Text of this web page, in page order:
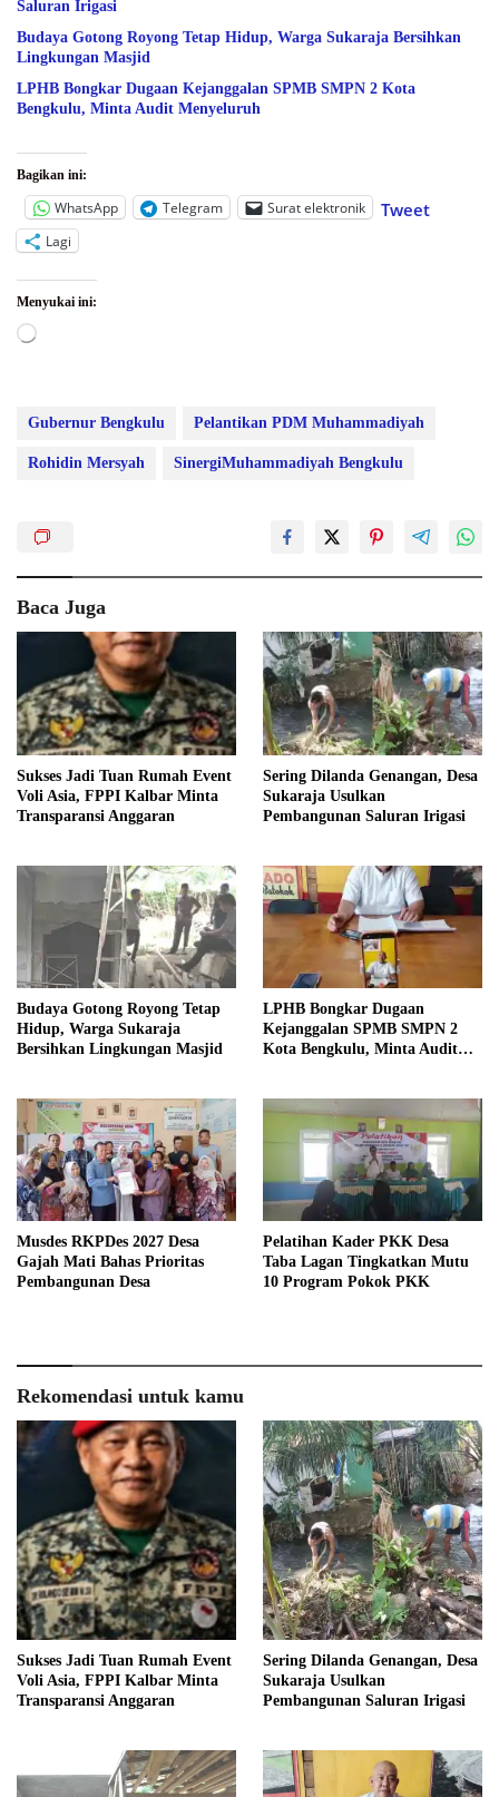
Saluran Irigasi
Budaya Gotong Royong Tetap Hidup, Warga Sukaraja Bersihkan
Lingkungan Masjid
LPHB Bongkar Dugaan Kejanggalan SPMB SMPN 2 Kota
Bengkulu, Minta Audit Menyeluruh
Bagikan ini:
WhatsApp Telegram Surat elektronik Tweet
Lagi
Menyukai ini:
Memuat...
Gubernur Bengkulu Pelantikan PDM Muhammadiyah
Rohidin Mersyah SinergiMuhammadiyah Bengkulu
Baca Juga
Sukses Jadi Tuan Rumah Event
Voli Asia, FPPI Kalbar Minta
Transparansi Anggaran
Sering Dilanda Genangan, Desa
Sukaraja Usulkan
Pembangunan Saluran Irigasi
Budaya Gotong Royong Tetap
Hidup, Warga Sukaraja
Bersihkan Lingkungan Masjid
LPHB Bongkar Dugaan
Kejanggalan SPMB SMPN 2
Kota Bengkulu, Minta Audit
Musdes RKPDes 2027 Desa
Gajah Mati Bahas Prioritas
Pembangunan Desa
Pelatihan Kader PKK Desa
Taba Lagan Tingkatkan Mutu
10 Program Pokok PKK
Rekomendasi untuk kamu
Sukses Jadi Tuan Rumah Event
Voli Asia, FPPI Kalbar Minta
Transparansi Anggaran
Sering Dilanda Genangan, Desa
Sukaraja Usulkan
Pembangunan Saluran Irigasi